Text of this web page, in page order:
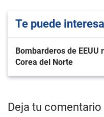
Te puede
Bombarderos de
Corea del Norte
Deja tu comentario